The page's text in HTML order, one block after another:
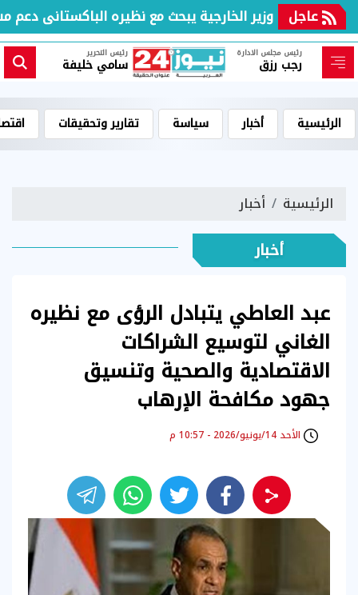
عاجلوزير الخارجية يبحث مع نظيره الباكستانى دعم
رئيس مجلس الادارة
رجب رزق
رئيس التحرير
سامي خليفة
الرئيسية أخبار سياسة تقارير وتحقيقات
الرئيسية أخبار
أخبار
عبد العاطي يتبادل الرؤى مع نظيره
الغاني لتوسيع الشراكات
الاقتصادية والصحية وتنسيق
جهود مكافحة الإرهاب
الأحد 14/يونيو/2026 - 10:57 م